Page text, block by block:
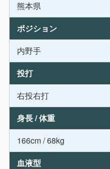
熊本県
ポジション
内野手
投打
右投右打
身長 / 体重
166cm / 68kg
血液型